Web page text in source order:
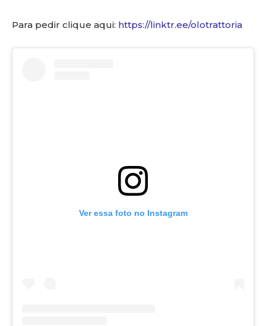
Para pedir clique aqui: https://linktr.ee/olotrattoria
Ver essa foto no Instagram